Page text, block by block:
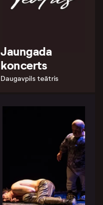
Jaungada
koncerts
Daugavpils teātris